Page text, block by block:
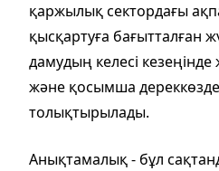
қаржылық сектордағы
қысқартуға бағытталған
дамудың келесі
және қосымша
толықтырылады.
Анықтамалық - бұл